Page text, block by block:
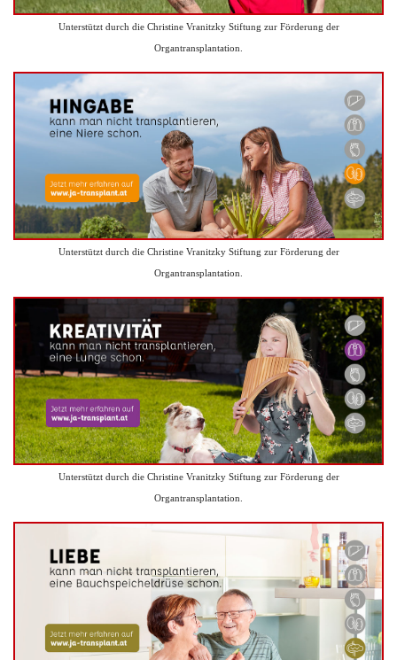
Unterstützt durch die Christine Vranitzky Stiftung zur Förderung der
Organtransplantation.
Unterstützt durch die Christine Vranitzky Stiftung zur Förderung der
Organtransplantation.
Unterstützt durch die Christine Vranitzky Stiftung zur Förderung der
Organtransplantation.